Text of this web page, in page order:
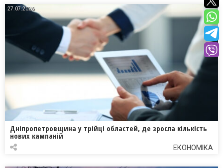
27.07.2026
Дніпропетровщина у трійці областей, де зросла кількість
нових кампаній
ЕКОНОМІКА